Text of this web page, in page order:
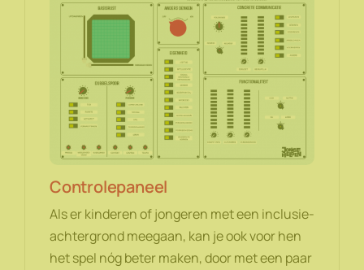
Controlepaneel
Als er kinderen of jongeren met een inclusie-
achtergrond meegaan, kan je ook voor hen
het spel nóg beter maken, door met een paar